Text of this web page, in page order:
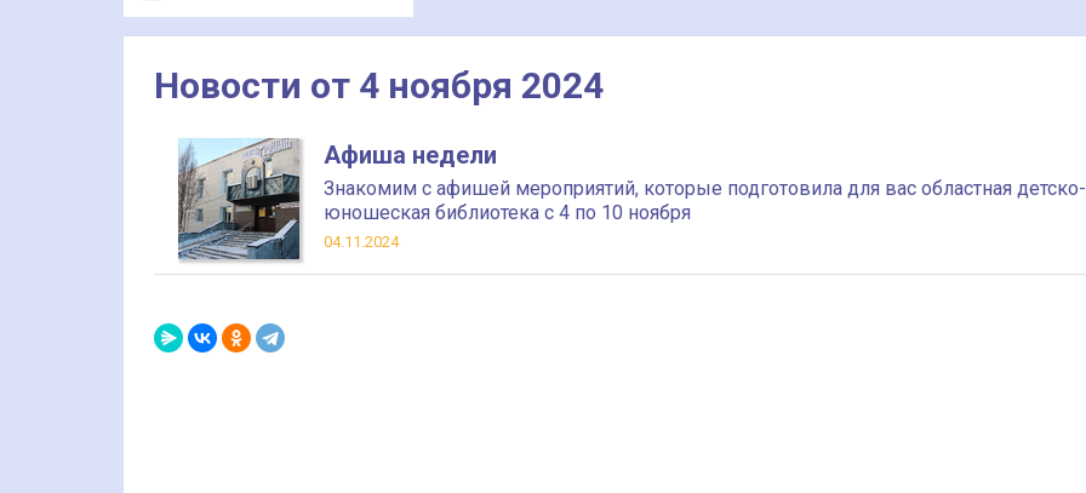
Новости от 4 ноября 2024
Афиша недели
Знакомим с афишей мероприятий, которые подготовила для вас областная детско-
юношеская библиотека с 4 по 10 ноября
04.11.2024